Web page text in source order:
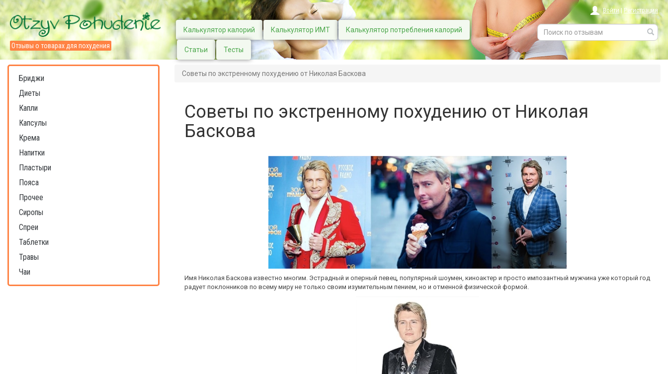
Отзывы о товарах для похудения
Калькулятор калорий Калькулятор ИМТ Калькулятор потребления калорий
Статьи Тесты
Войти | Регистрация
Бриджи
Диеты
Капли
Капсулы
Крема
Напитки
Пластыри
Пояса
Прочее
Сиропы
Спреи
Таблетки
Травы
Чаи
Советы по экстренному похудению от Николая Баскова
Советы по экстренному похудению от Николая
Баскова
Имя Николая Баскова известно многим. Эстрадный и оперный певец, популярный шоумен, киноактер и просто импозантный мужчина уже который год
радует поклонников по всему миру не только своим изумительным пением, но и отменной физической формой.